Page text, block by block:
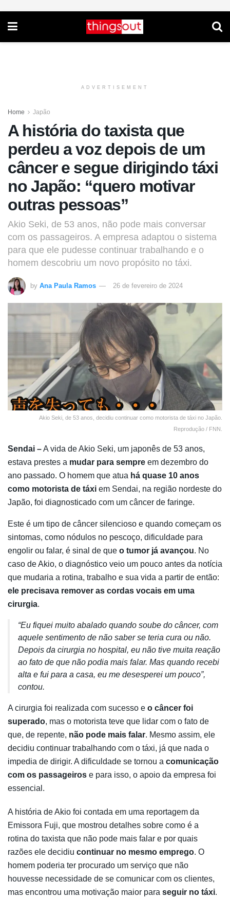
ADVERTISEMENT
Home Japão
A história do taxista que
perdeu a voz depois de um
câncer e segue dirigindo táxi
no Japão: “quero motivar
outras pessoas”
Akio Seki, de 53 anos, não pode mais conversar
com os passageiros. A empresa adaptou o sistema
para que ele pudesse continuar trabalhando e o
homem descobriu um novo propósito no táxi.
by Ana Paula Ramos 26 de fevereiro de 2024
Akio Seki, de 53 anos, decidiu continuar como motorista de táxi no Japão.
Reprodução / FNN.
Sendai –A vida de Akio Seki, um japonês de 53 anos,
estava prestes a mudar para sempre em dezembro do
ano passado. O homem que atua há quase 10 anos
como motorista de táxi em Sendai, na região nordeste do
Japão, foi diagnosticado com um câncer de faringe.
Este é um tipo de câncer silencioso e quando começam os
sintomas, como nódulos no pescoço, dificuldade para
engolir ou falar, é sinal de que o tumor já avançou. No
caso de Akio, o diagnóstico veio um pouco antes da notícia
que mudaria a rotina, trabalho e sua vida a partir de então:
ele precisava remover as cordas vocais em uma
cirurgia.
“Eu fiquei muito abalado quando soube do câncer, com
aquele sentimento de não saber se teria cura ou não.
Depois da cirurgia no hospital, eu não tive muita reação
ao fato de que não podia mais falar. Mas quando recebi
alta e fui para a casa, eu me desesperei um pouco”,
contou.
A cirurgia foi realizada com sucesso e o câncer foi
superado, mas o motorista teve que lidar com o fato de
que, de repente, não pode mais falar. Mesmo assim, ele
decidiu continuar trabalhando com o táxi, já que nada o
impedia de dirigir. A dificuldade se tornou a comunicação
com os passageiros e para isso, o apoio da empresa foi
essencial.
A história de Akio foi contada em uma reportagem da
Emissora Fuji, que mostrou detalhes sobre como é a
rotina do taxista que não pode mais falar e por quais
razões ele decidiu continuar no mesmo emprego. O
homem poderia ter procurado um serviço que não
houvesse necessidade de se comunicar com os clientes,
mas encontrou uma motivação maior para seguir no táxi.